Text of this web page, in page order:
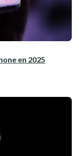
en 2025